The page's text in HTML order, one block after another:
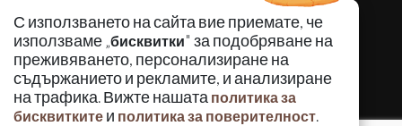
С използването на сайта вие приемате, че
използваме „бисквитки" за подобряване на
преживяването, персонализиране на
съдържанието и рекламите, и анализиране
на трафика. Вижте нашата политика за
бисквитките и политика за поверителност.
КРИМИНАЛНО
ИНЦИДЕНТИ
АНАЛИЗИ
ПО СВЕТА
ВОДЕЩИ ТЕМИ